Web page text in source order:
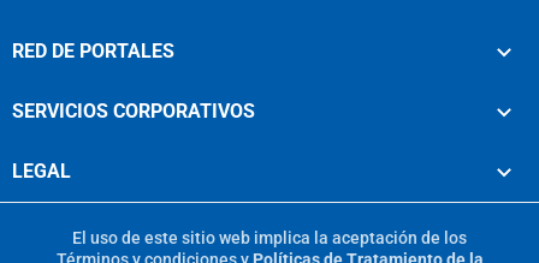
RED DE PORTALES
SERVICIOS CORPORATIVOS
LEGAL
El uso de este sitio web implica la aceptación de los